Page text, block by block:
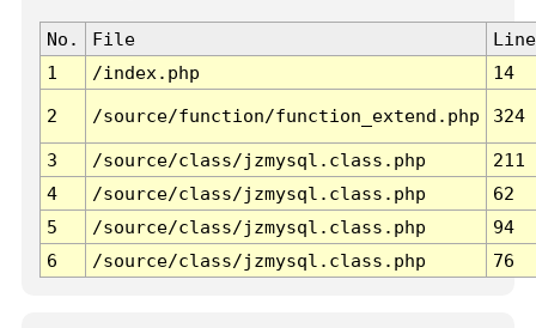
No. File
Line
1
/index.php 14
2 /source/function/function_extend.php 324
3 /source/class/jzmysql.class.php
211
4
/source/class/jzmysql.class.php
62
5
/source/class/jzmysql.class.php
94
6
/source/class/jzmysql.class.php 76